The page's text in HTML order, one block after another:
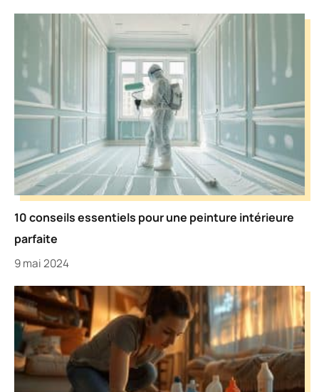
10 conseils essentiels pour une peinture intérieure
parfaite
9 mai 2024